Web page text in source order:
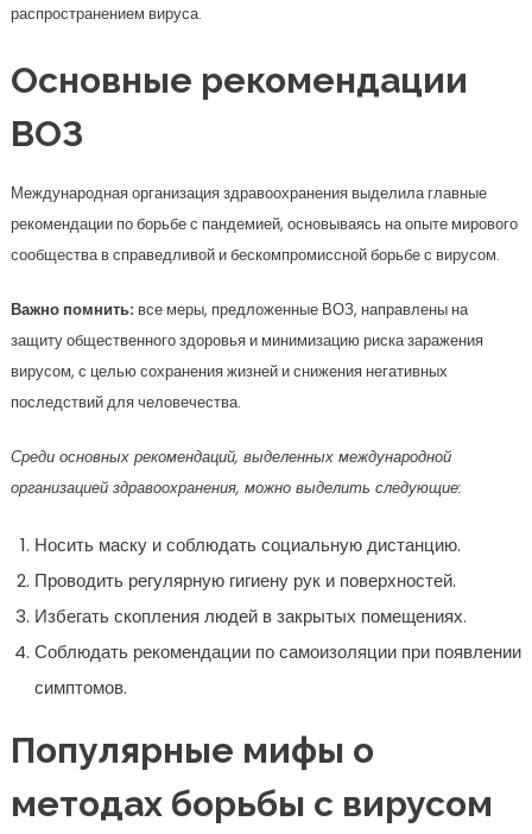
распространением вируса.
Основные рекомендации
ВОЗ
Международная организация здравоохранения выделила главные
рекомендации по борьбе с пандемией, основываясь на опыте мирового
сообщества в справедливой и бескомпромиссной борьбе с вирусом.
Важно помнить:все меры, предложенные ВОЗ, направлены на
защиту общественного здоровья и минимизацию риска заражения
вирусом, с целью сохранения жизней и снижения негативных
последствий для человечества.
Среди основных рекомендаций, выделенных международной
организацией здравоохранения, можно выделить следующие:
Носить маску и соблюдать социальную дистанцию.
Проводить регулярную гигиену рук и поверхностей.
Избегать скопления людей в закрытых помещениях.
Соблюдать рекомендации по самоизоляции при появлении
симптомов.
Популярные мифы о
методах борьбы с вирусом